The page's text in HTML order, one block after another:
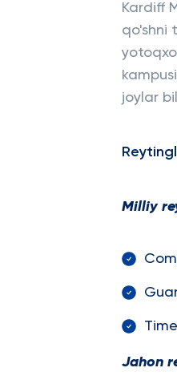
Kardiff
qo'shni
joylar
Milliy
Jahon